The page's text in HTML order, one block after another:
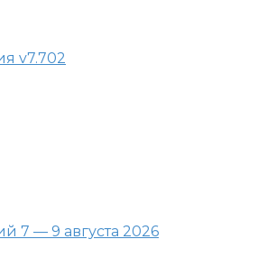
v7.702
7 — 9 августа 2026